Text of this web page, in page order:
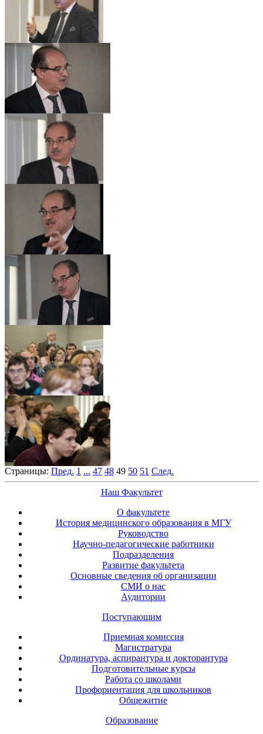
Страницы: Пред. 1 ... 47 48 49 50 51 След.
Наш Факультет
О факультете
История медицинского образования в МГУ
Руководство
Научно-педагогические работники
Подразделения
Развитие факультета
Основные сведения об организации
СМИ о нас
Аудитории
Поступающим
Приемная комиссия
Магистратура
Ординатура, аспирантура и докторантура
Подготовительные курсы
Работа со школами
Профориентация для школьников
Общежитие
Образование